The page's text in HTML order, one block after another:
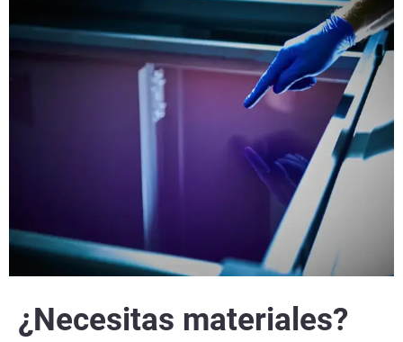
¿Necesitas materiales?